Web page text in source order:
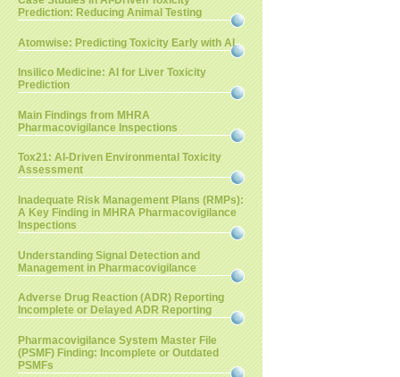
Prediction: Reducing Animal Testing
Atomwise: Predicting Toxicity Early with AI
Insilico Medicine: AI for Liver Toxicity
Prediction
Main Findings from MHRA
Pharmacovigilance Inspections
Tox21: AI-Driven Environmental Toxicity
Assessment
Inadequate Risk Management Plans (RMPs):
A Key Finding in MHRA Pharmacovigilance
Inspections
Understanding Signal Detection and
Management in Pharmacovigilance
Adverse Drug Reaction (ADR) Reporting
Incomplete or Delayed ADR Reporting
Pharmacovigilance System Master File
(PSMF) Finding: Incomplete or Outdated
PSMFs